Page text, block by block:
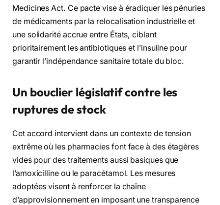
Medicines Act. Ce pacte vise à éradiquer les pénuries
de médicaments par la relocalisation industrielle et
une solidarité accrue entre États, ciblant
prioritairement les antibiotiques et l’insuline pour
garantir l’indépendance sanitaire totale du bloc.
Un bouclier législatif contre les
ruptures de stock
Cet accord intervient dans un contexte de tension
extrême où les pharmacies font face à des étagères
vides pour des traitements aussi basiques que
l’amoxicilline ou le paracétamol. Les mesures
adoptées visent à renforcer la chaîne
d’approvisionnement en imposant une transparence